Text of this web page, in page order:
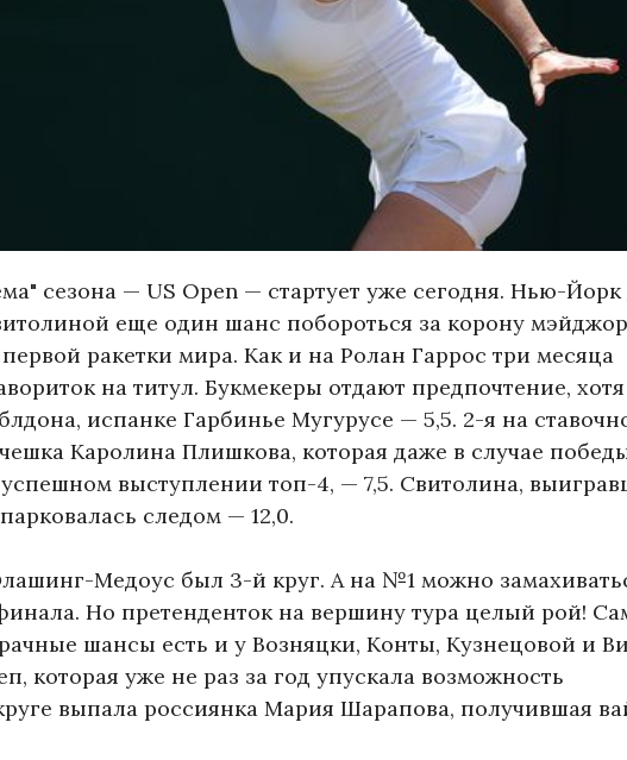
сезона — US Open — стартует уже сегодня. Нью-Йорк
еще один шанс побороться за корону
первой ракетки мира. Как и на Ролан Гаррос три месяца
на титул. Букмекеры отдают предпочтение,
испанке Гарбинье Мугурусе — 5,5. 2-я на
Каролина Плишкова, которая даже в случае
выступлении топ-4, — 7,5. Свитолина,
следом — 12,0.
Медоус был 3-й круг. А на №1 можно
Но претенденток на вершину тура целый рой!
шансы есть и у Возняцки, Конты, Кузнецовой и
которая уже не раз за год упускала возможность
выпала россиянка Мария Шарапова, получившая